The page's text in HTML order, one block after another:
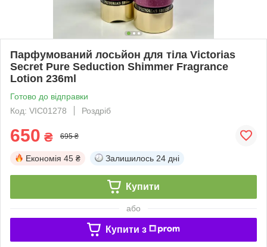
Парфумований лосьйон для тіла Victorias
Secret Pure Seduction Shimmer Fragrance
Lotion 236ml
Готово до відправки
Код: VIC01278
Роздріб
650 ₴ 695 ₴
Економія 45 ₴ Залишилось 24 дні
Купити
або
Купити з